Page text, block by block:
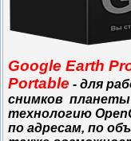
Google Earth
Portable - для
снимков планеты
технологию
по адресам, по